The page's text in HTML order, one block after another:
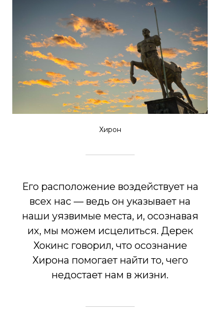
Хирон
Его расположение воздействует на
всех нас — ведь он указывает на
наши уязвимые места, и, осознавая
их, мы можем исцелиться. Дерек
Хокинс говорил, что осознание
Хирона помогает найти то, чего
недостает нам в жизни.